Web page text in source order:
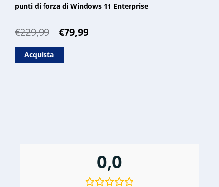
punti di forza di Windows 11 Enterprise
€229,99
Il
era:
€79,99Il
Acquista
0,0